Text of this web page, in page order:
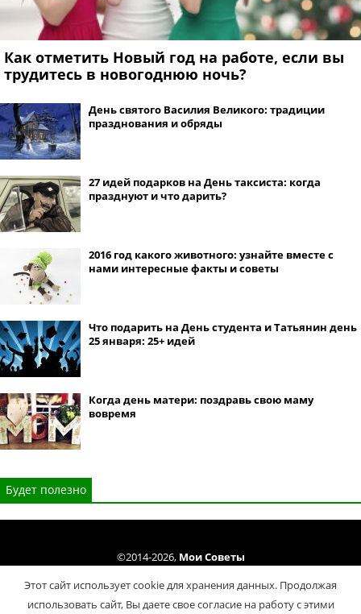
Как отметить Новый год на работе, если вы
трудитесь в новогоднюю ночь?
День святого Василия Великого: традиции
празднования и обряды
27 идей подарков на День таксиста: когда
празднуют и что дарить?
2016 год какого животного: узнайте вместе с
нами интересные факты и советы
Что подарить на День студента и Татьянин день
25 января: 25+ идей
Когда день матери: поздравь свою маму
вовремя
Будет полезно
©2014-2026, Мои Советы
Условий использования .
Этот сайт использует cookie для хранения данных. Продолжая
использовать сайт, Вы даете свое согласие на работу с этими